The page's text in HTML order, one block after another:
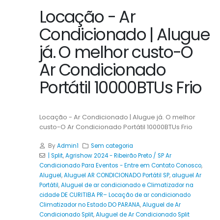
Locação - Ar
Condicionado | Alugue
já. O melhor custo-O
Ar Condicionado
Portátil 10000BTUs Frio
Locação - Ar Condicionado | Alugue já. O melhor
custo-O Ar Condicionado Portátil 10000BTUs Frio
ByAdmin1
Sem categoria
| Split,Agrishow 2024 - Ribeirão Preto / SP Ar
Condicionado Para Eventos - Entre em Contato Conosco,
Aluguel,Aluguel AR CONDICIONADO Portátil SP,aluguel Ar
Portátil,Aluguel de ar condicionado e Climatizador na
cidade DE CURITIBA PR– Locação de ar condicionado
Climatizador no Estado DO PARANA,Aluguel de Ar
Condicionado Split,Aluguel de Ar Condicionado Split